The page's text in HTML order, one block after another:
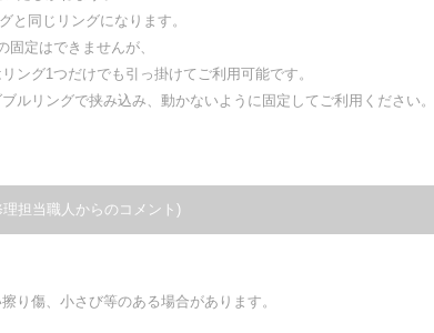
と同じリングになります。
定はできませんが、
ング1つだけでも引っ掛けてご利用可能です。
ルリングで挟み込み、動かないように固定してご利用ください。
理担当職人からのコメント)
り傷、小さび等のある場合があります。